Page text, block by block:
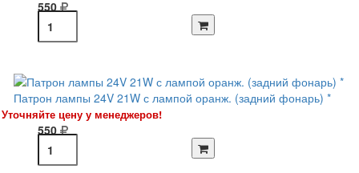
550
Патрон лампы 24V 21W с лампой оранж. (задний фонарь) *
Уточняйте цену у менеджеров!
550